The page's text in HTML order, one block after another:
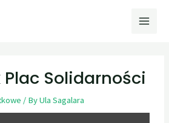
Solidarności
/ ByUla Sagalara